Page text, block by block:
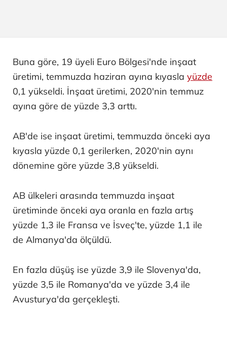
Buna göre, 19 üyeli Euro Bölgesi'nde inşaat
üretimi, temmuzda haziran ayına kıyasla yüzde
0,1 yükseldi. İnşaat üretimi, 2020'nin temmuz
ayına göre de yüzde 3,3 arttı.
AB'de ise inşaat üretimi, temmuzda önceki aya
kıyasla yüzde 0,1 gerilerken, 2020'nin aynı
dönemine göre yüzde 3,8 yükseldi.
AB ülkeleri arasında temmuzda inşaat
üretiminde önceki aya oranla en fazla artış
yüzde 1,3 ile Fransa ve İsveç'te, yüzde 1,1 ile
de Almanya'da ölçüldü.
En fazla düşüş ise yüzde 3,9 ile Slovenya'da,
yüzde 3,5 ile Romanya'da ve yüzde 3,4 ile
Avusturya'da gerçekleşti.